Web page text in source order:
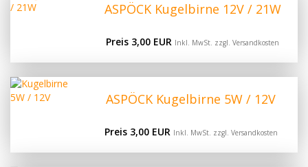
ASPÖCK Kugelbirne 12V / 21W
Preis 3,00 EUR Inkl. MwSt. zzgl.Versandkosten
ASPÖCK Kugelbirne 5W / 12V
Preis 3,00 EUR Inkl. MwSt. zzgl. Versandkosten